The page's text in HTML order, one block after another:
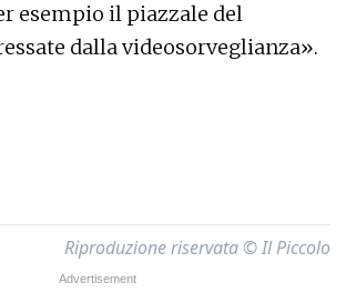
esempio il piazzale del
dalla videosorveglianza».
Riproduzione riservata © Il Piccolo